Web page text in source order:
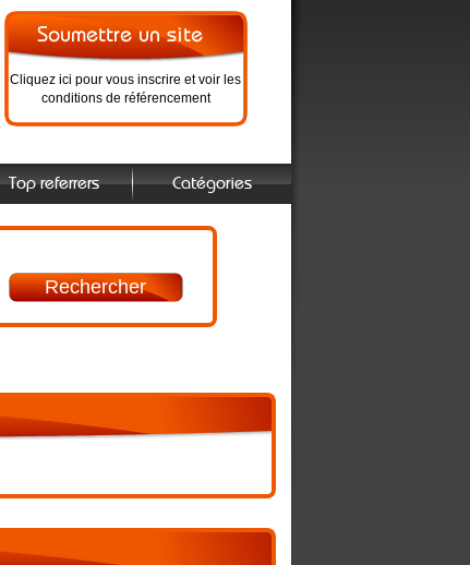
Cliquez ici pour vous inscrire et voir les
conditions de référencement
Top referrers Catégories